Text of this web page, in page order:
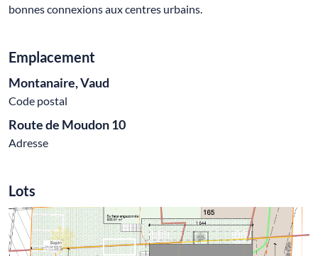
bonnes connexions aux centres urbains.
Emplacement
Montanaire, Vaud
Code postal
Route de Moudon 10
Adresse
Lots